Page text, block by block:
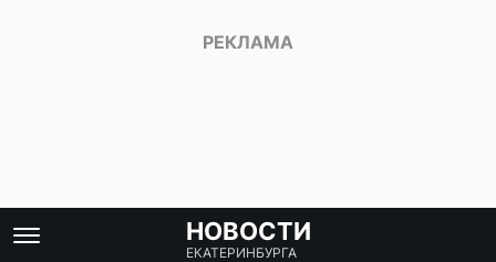
НОВОСТИ
ЕКАТЕРИНБУРГА